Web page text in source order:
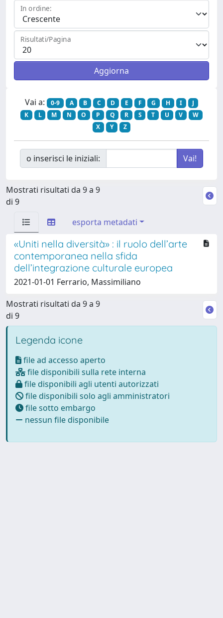
In ordine:
Risultati/Pagina
Vai a: 0-9 A B C D E F G H I
J
K
L M N O P Q R S T U V
W
X
Y Z
o inserisci le iniziali:
Mostrati risultati da 9 a 9
di 9
esporta metadati
«Uniti nella diversità» : il ruolo dell’arte
contemporanea nella sfida
dell’integrazione culturale europea
2021-01-01 Ferrario, Massimiliano
Mostrati risultati da 9 a 9
di 9
Legenda icone
file ad accesso aperto
file disponibili sulla rete interna
file disponibili agli utenti autorizzati
file disponibili solo agli amministratori
file sotto embargo
nessun file disponibile